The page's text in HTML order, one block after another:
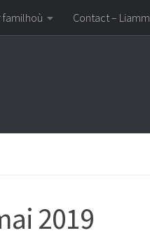
familhoù Contact – Liamm
2019